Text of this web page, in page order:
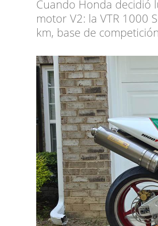
Cuando Honda decidió
motor V2: la VTR 1000
km, base de